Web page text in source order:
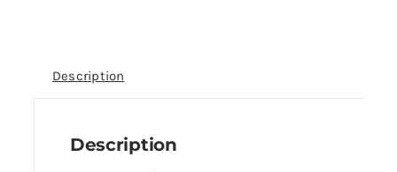
Description
Description